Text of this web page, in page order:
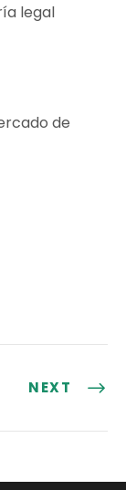
legal
de
NEXT